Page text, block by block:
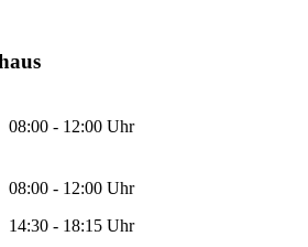
08:00 - 12:00 Uhr
08:00 - 12:00 Uhr
14:30 - 18:15 Uhr